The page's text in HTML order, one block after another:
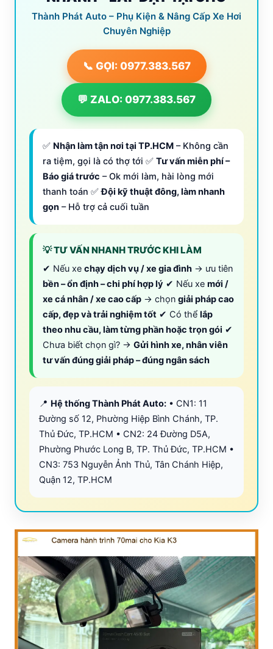
Thành Phát Auto – Phụ Kiện & Nâng Cấp Xe Hơi
Chuyên Nghiệp
📞 GỌI: 0977.383.567
💬 ZALO: 0977.383.567
✅ Nhận làm tận nơi tại TP.HCM – Không cần
ra tiệm, gọi là có thợ tới ✅ Tư vấn miễn phí –
Báo giá trước – Ok mới làm, hài lòng mới
thanh toán ✅Đội kỹ thuật đông, làm nhanh
gọn – Hỗ trợ cả cuối tuần
💡 TƯ VẤN NHANH TRƯỚC KHI LÀM
✔ Nếu xe chạy dịch vụ / xe gia đình → ưu tiên
bền – ổn định – chi phí hợp lý ✔ Nếu xe mới /
xe cá nhân / xe cao cấp → chọn giải pháp cao
cấp, đẹp và trải nghiệm tốt ✔ Có thể lắp
theo nhu cầu, làm từng phần hoặc trọn gói ✔
Chưa biết chọn gì? → Gửi hình xe, nhân viên
tư vấn đúng giải pháp – đúng ngân sách
📍 Hệ thống Thành Phát Auto: • CN1: 11
Đường số 12, Phường Hiệp Bình Chánh, TP.
Thủ Đức, TP.HCM • CN2: 24 Đường D5A,
Phường Phước Long B, TP. Thủ Đức, TP.HCM •
CN3: 753 Nguyễn Ảnh Thủ, Tân Chánh Hiệp,
Quận 12, TP.HCM